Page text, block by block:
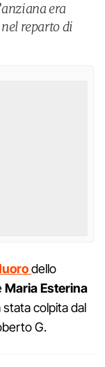
era
reparto di
dello
Maria Esterina
stata colpita dal
G.